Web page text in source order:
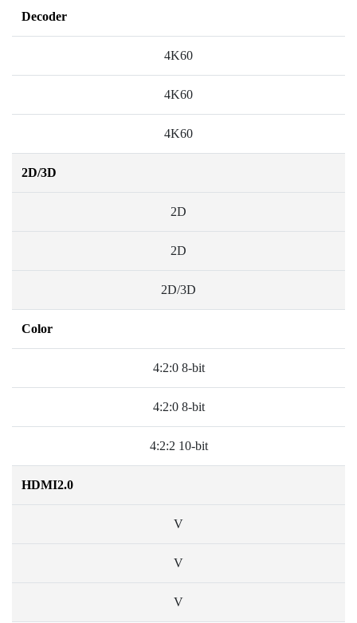
Decoder
4K60
4K60
4K60
2D/3D
2D
2D
2D/3D
Color
4:2:0 8-bit
4:2:0 8-bit
4:2:2 10-bit
HDMI2.0
V
V
V